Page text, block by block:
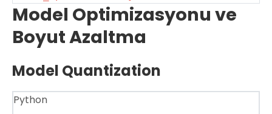
Model Optimizasyonu ve
Boyut Azaltma
Model Quantization
Python